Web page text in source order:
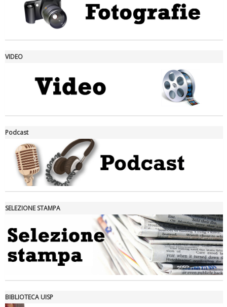
Tiziano Pesce nel Cda di Fondazione Terzjus: prima riunione a
VIDEO
Podcast
SELEZIONE STAMPA
BIBLIOTECA UISP